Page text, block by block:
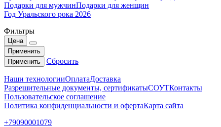
Подарки для мужчинПодарки для женщин
Год Уральского рока 2026
Фильтры
Цена
Применить
Применить
Сбросить
Наши технологииОплатаДоставка
Разрешительные документы, сертификатыСОУТКонтакты
Пользовательское соглашение
Политика конфиденциальности и офертаКарта сайта
+79090001079